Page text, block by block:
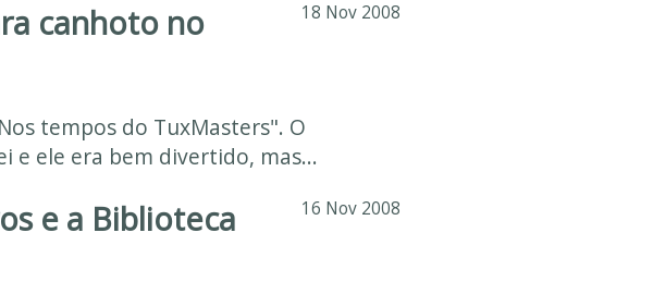
18 Nov 2008
canhoto no
tempos do TuxMasters". O
e ele era bem divertido, mas...
16 Nov 2008
e a Biblioteca